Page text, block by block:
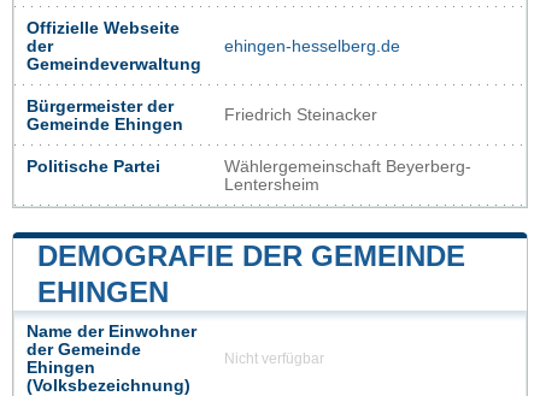
Offizielle Webseite
der
Gemeindeverwaltung
ehingen-hesselberg.de
Bürgermeister der
Gemeinde Ehingen
Friedrich Steinacker
Politische Partei
Wählergemeinschaft Beyerberg-
Lentersheim
DEMOGRAFIE DER GEMEINDE
EHINGEN
Name der Einwohner
der Gemeinde
Ehingen
(Volksbezeichnung)
Nicht verfügbar